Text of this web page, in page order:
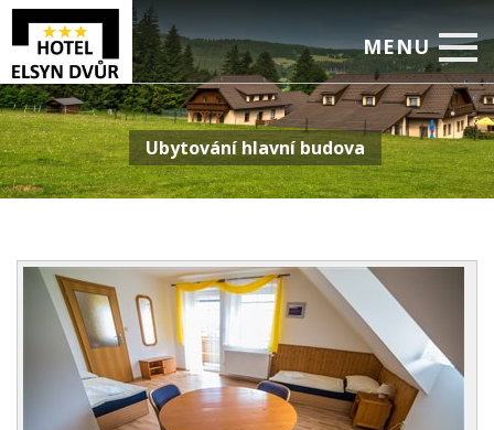
MENU
Úvod
Ubytování
Restaurace
Pro firmy
Ceník
Rezervace
Ubytování hlavní budova